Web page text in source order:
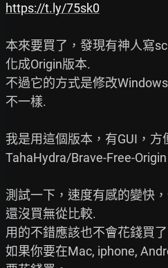
https://t.ly/75sk0
本來要買了，發現有神人寫
化成Origin版本.
不過它的方式是修改
不一樣.
我是用這個版本，有GUI，方
TahaHydra/Brave-Free-Origin
測試一下，速度有感的變快
還沒買無從比較.
用的不錯應該也不會花錢買
如果你要在Mac, iphone,